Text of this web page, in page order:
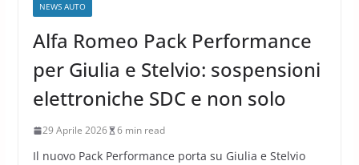
NEWS AUTO
Alfa Romeo Pack Performance
per Giulia e Stelvio: sospensioni
elettroniche SDC e non solo
29 Aprile 2026 6 min read
Il nuovo Pack Performance porta su Giulia e Stelvio